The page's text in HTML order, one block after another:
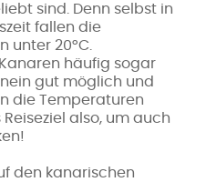
sind. Denn selbst in
fallen die
unter 20°C.
häufig sogar
gut möglich und
die Temperaturen
also, um auch
den kanarischen